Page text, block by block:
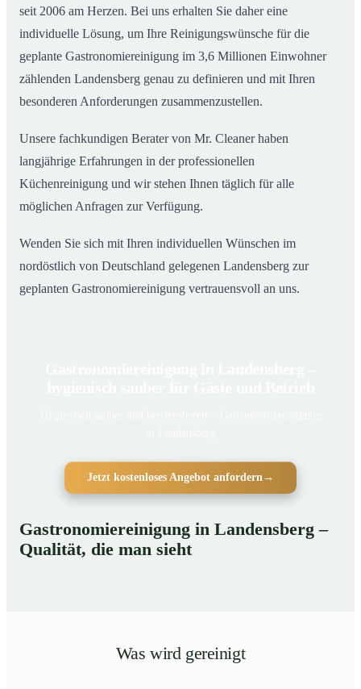
seit 2006 am Herzen. Bei uns erhalten Sie daher eine
individuelle Lösung, um Ihre Reinigungswünsche für die
geplante Gastronomiereinigung im 3,6 Millionen Einwohner
zählenden Landensberg genau zu definieren und mit Ihren
besonderen Anforderungen zusammenzustellen.
Unsere fachkundigen Berater von Mr. Cleaner haben
langjährige Erfahrungen in der professionellen
Küchenreinigung und wir stehen Ihnen täglich für alle
möglichen Anfragen zur Verfügung.
Wenden Sie sich mit Ihren individuellen Wünschen im
nordöstlich von Deutschland gelegenen Landensberg zur
geplanten Gastronomiereinigung vertrauensvoll an uns.
Jetzt kostenloses Angebot anfordern →
Gastronomiereinigung in Landensberg –
Qualität, die man sieht
Was wird gereinigt